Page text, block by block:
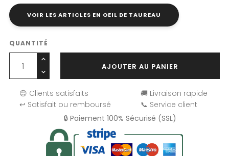
VOIR LES ARTICLES EN OEIL DE TAUREAU
QUANTITÉ
AJOUTER AU PANIER
😊 Clients satisfaits
🚚 Livraison rapide
↩️ Satisfait ou remboursé
📞 Service client
🔒 Paiement 100% Sécurisé (SSL)